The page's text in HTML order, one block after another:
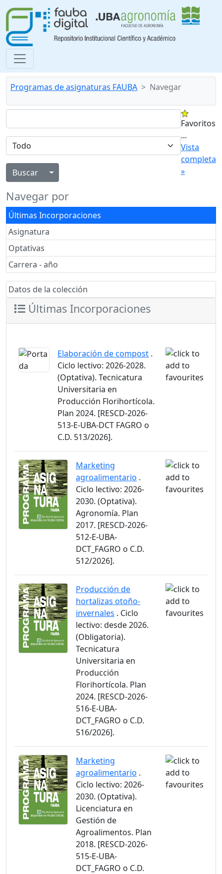
Programas de asignaturas FAUBA Navegar
Alternar menú desplegable
Favoritos
...
Vista
completa
»
Navegar por
Últimas Incorporaciones
Asignatura
Optativas
Carrera - año
Datos de la colección
Últimas Incorporaciones
Elaboración de compost .
Ciclo lectivo: 2026-2028.
(Optativa). Tecnicatura
Universitaria en
Producción Florihortícola.
Plan 2024. [RESCD-2026-
513-E-UBA-DCT FAGRO o
C.D. 513/2026].
Marketing
agroalimentario .
Ciclo lectivo: 2026-
2030. (Optativa).
Agronomía. Plan
2017. [RESCD-2026-
512-E-UBA-
DCT_FAGRO o C.D.
512/2026].
Producción de
hortalizas otoño-
invernales . Ciclo
lectivo: desde 2026.
(Obligatoria).
Tecnicatura
Universitaria en
Producción
Florihortícola. Plan
2024. [RESCD-2026-
516-E-UBA-
DCT_FAGRO o C.D.
516/2026].
Marketing
agroalimentario .
Ciclo lectivo: 2026-
2030. (Optativa).
Licenciatura en
Gestión de
Agroalimentos. Plan
2018. [RESCD-2026-
515-E-UBA-
DCT_FAGRO o C.D.